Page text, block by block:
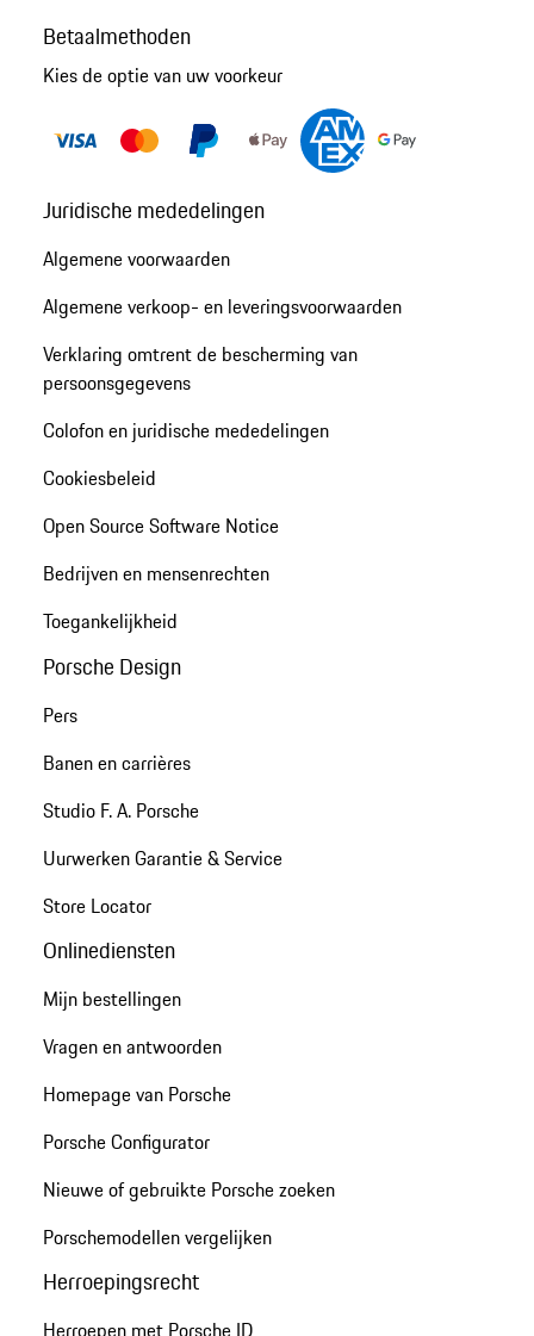
Betaalmethoden
Kies de optie van uw voorkeur
Juridische mededelingen
Algemene voorwaarden
Algemene verkoop- en leveringsvoorwaarden
Verklaring omtrent de bescherming van
persoonsgegevens
Colofon en juridische mededelingen
Cookiesbeleid
Open Source Software Notice
Bedrijven en mensenrechten
Toegankelijkheid
Porsche Design
Pers
Banen en carrières
Studio F. A. Porsche
Uurwerken Garantie & Service
Store Locator
Onlinediensten
Mijn bestellingen
Vragen en antwoorden
Homepage van Porsche
Porsche Configurator
Nieuwe of gebruikte Porsche zoeken
Porschemodellen vergelijken
Herroepingsrecht
Herroepen met Porsche ID